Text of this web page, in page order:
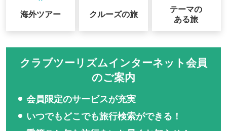
海外ツアー クルーズの旅
テーマの
ある旅
クラブツーリズムインターネット会員
のご案内
会員限定のサービスが充実
いつでもどこでも旅行検索ができる！